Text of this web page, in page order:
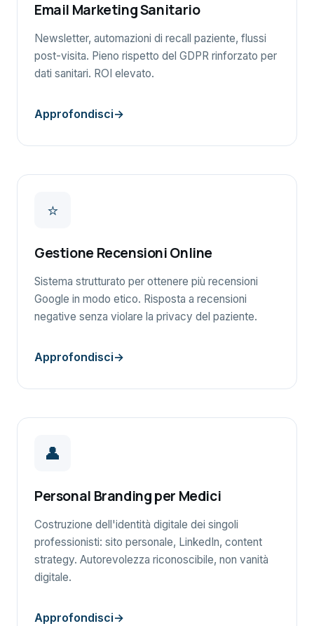
Email Marketing Sanitario
Newsletter, automazioni di recall paziente, flussi
post-visita. Pieno rispetto del GDPR rinforzato per
dati sanitari. ROI elevato.
Approfondisci
⭐
Gestione Recensioni Online
Sistema strutturato per ottenere più recensioni
Google in modo etico. Risposta a recensioni
negative senza violare la privacy del paziente.
Approfondisci
👤
Personal Branding per Medici
Costruzione dell'identità digitale dei singoli
professionisti: sito personale, LinkedIn, content
strategy. Autorevolezza riconoscibile, non vanità
digitale.
Approfondisci